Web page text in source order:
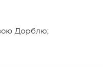
Дорблю;